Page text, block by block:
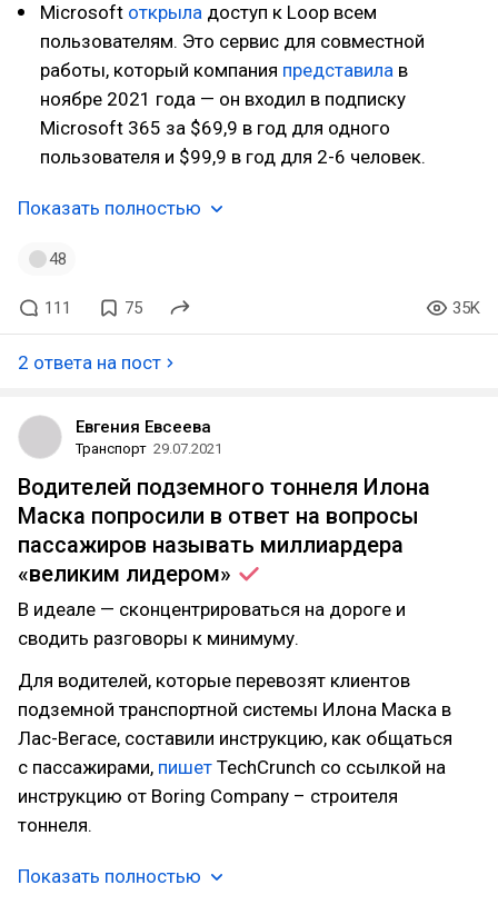
Microsoft открыла доступ к Loop всем
пользователям. Это сервис для совместной
работы, который компания представила в
ноябре 2021 года — он входил в подписку
Microsoft 365 за $69,9 в год для одного
пользователя и $99,9 в год для 2-6 человек.
Показать полностью
48
111 75 35K
2 ответа на пост
Евгения Евсеева
Транспорт 29.07.2021
Водителей подземного тоннеля Илона
Маска попросили в ответ на вопросы
пассажиров называть миллиардера
«великим лидером»
В идеале — сконцентрироваться на дороге и
сводить разговоры к минимуму.
Для водителей, которые перевозят клиентов
подземной транспортной системы Илона Маска в
Лас-Вегасе, составили инструкцию, как общаться
с пассажирами, пишет TechCrunch со ссылкой на
инструкцию от Boring Company – строителя
тоннеля.
Показать полностью